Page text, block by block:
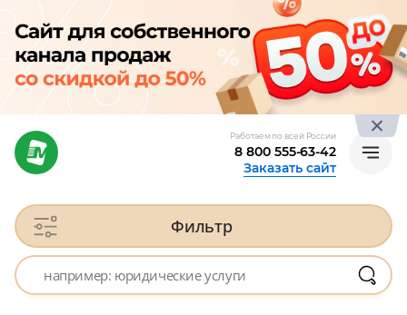
Работаем по всей России
8 800 555-63-42
Заказать сайт
Фильтр